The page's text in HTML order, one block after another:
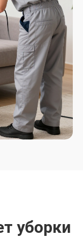
уборки